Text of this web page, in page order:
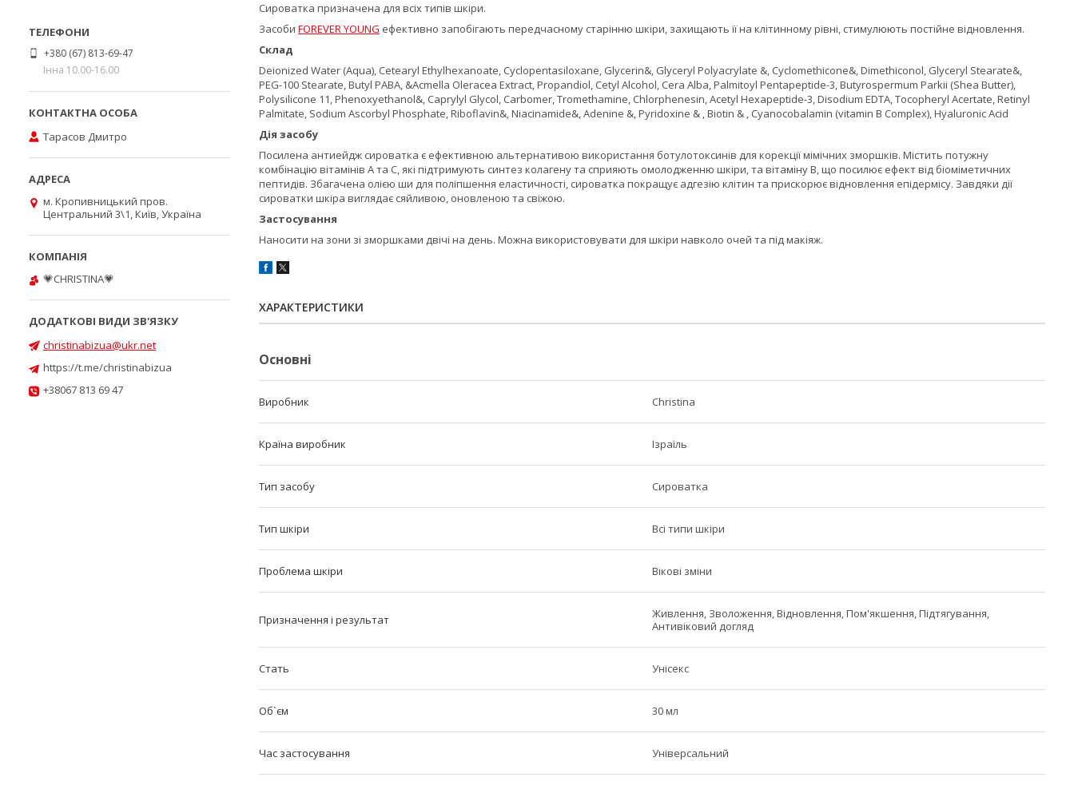
Сироватка призначена для всіх типів шкіри.
Засоби FOREVER YOUNG ефективно запобігають передчасному старінню шкіри, захищають її на клітинному рівні, стимулюють постійне відновлення.
Склад
Deionized Water (Aqua), Cetearyl Ethylhexanoate, Cyclopentasiloxane, Glycerin&, Glyceryl Polyacrylate &, Cyclomethicone&, Dimethiconol, Glyceryl Stearate&,
PEG-100 Stearate, Butyl PABA, &Acmella Oleracea Extract, Propandiol, Cetyl Alcohol, Cera Alba, Palmitoyl Pentapeptide-3, Butyrospermum Parkii (Shea Butter),
Polysilicone 11, Phenoxyethanol&, Caprylyl Glycol, Carbomer, Tromethamine, Chlorphenesin, Acetyl Hexapeptide-3, Disodium EDTA, Tocopheryl Acertate, Retinyl
Palmitate, Sodium Ascorbyl Phosphate, Riboflavin&, Niacinamide&, Adenine &, Pyridoxine & , Biotin & , Cyanocobalamin (vitamin B Complex), Hyaluronic Acid
Дія засобу
Посилена антиейдж сироватка є ефективною альтернативою використання ботулотоксинів для корекції мімічних зморшків. Містить потужну
комбінацію вітамінів А та С, які підтримують синтез колагену та сприяють омолодженню шкіри, та вітаміну B, що посилює ефект від біоміметичних
пептидів. Збагачена олією ши для поліпшення еластичності, сироватка покращує адгезію клітин та прискорює відновлення епідермісу. Завдяки дії
сироватки шкіра виглядає сяйливою, оновленою та свіжою.
Застосування
Наносити на зони зі зморшками двічі на день. Можна використовувати для шкіри навколо очей та під макіяж.
ХАРАКТЕРИСТИКИ
Основні
Виробник Christina
Країна виробник Ізраїль
Тип засобу Сироватка
Тип шкіри Всі типи шкіри
Проблема шкіри Вікові зміни
Призначення і результат
Живлення, Зволоження, Відновлення, Пом'якшення, Підтягування,
Антивіковий догляд
Стать Унісекс
Об`єм 30 мл
Час застосування Універсальний
+380 (67) 813-69-47
Інна 10.00-16.00
Тарасов Дмитро
м. Кропивницький пров.
Центральний 3\1, Київ, Україна
💗CHRISTINA💗
christinabizua@ukr.net
https://t.me/christinabizua
+38067 813 69 47